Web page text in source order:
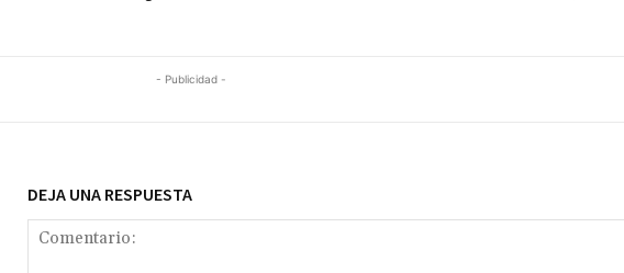
- Publicidad -
DEJA UNA RESPUESTA